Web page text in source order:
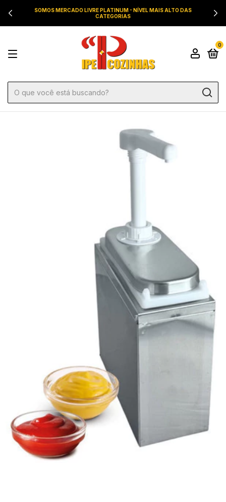
SOMOS MERCADO LIVRE PLATINUM - NÍVEL MAIS ALTO DAS
CATEGORIAS
0